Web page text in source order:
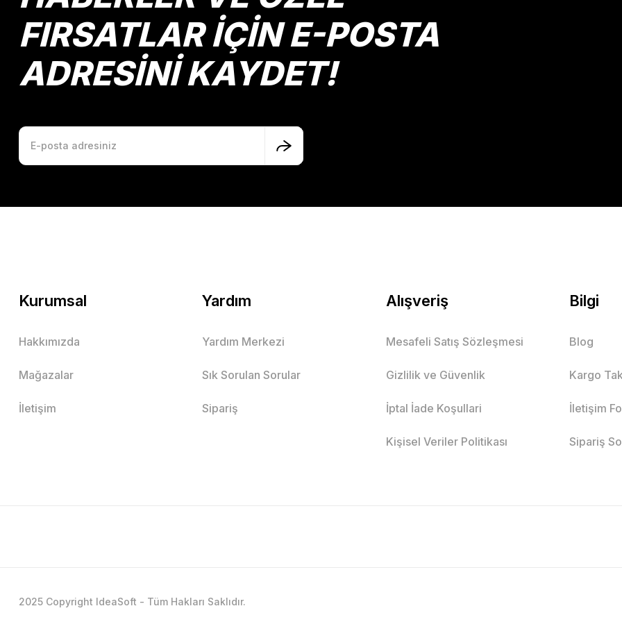
FIRSATLAR İÇİN E-POSTA
ADRESİNİ KAYDET!
Kurumsal
Hakkımızda
Mağazalar
İletişim
Yardım
Yardım Merkezi
Sık Sorulan Sorular
Sipariş
Alışveriş
Mesafeli Satış Sözleşmesi
Gizlilik ve Güvenlik
İptal İade Koşullari
Kişisel Veriler Politikası
Bilgi
Blog
Kargo
İletişim
Sipariş
2025 Copyright IdeaSoft - Tüm Hakları Saklıdır.